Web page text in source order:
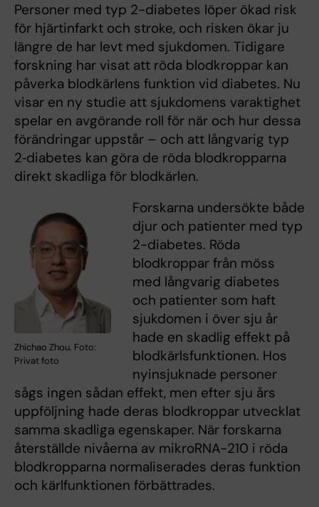
Personer med typ 2-diabetes löper ökad risk
för hjärtinfarkt och stroke, och risken ökar ju
längre de har levt med sjukdomen. Tidigare
forskning har visat att röda blodkroppar kan
påverka blodkärlens funktion vid diabetes. Nu
visar en ny studie att sjukdomens varaktighet
spelar en avgörande roll för när och hur dessa
förändringar uppstår – och att långvarig typ
2‑diabetes kan göra de röda blodkropparna
direkt skadliga för blodkärlen.
Zhichao Zhou. Foto:
Privat foto
Forskarna undersökte både
djur och patienter med typ
2-diabetes. Röda
blodkroppar från möss
med långvarig diabetes
och patienter som haft
sjukdomen i över sju år
hade en skadlig effekt på
blodkärlsfunktionen. Hos
nyinsjuknade personer
sågs ingen sådan effekt, men efter sju års
uppföljning hade deras blodkroppar utvecklat
samma skadliga egenskaper. När forskarna
återställde nivåerna av mikroRNA-210 i röda
blodkropparna normaliserades deras funktion
och kärlfunktionen förbättrades.